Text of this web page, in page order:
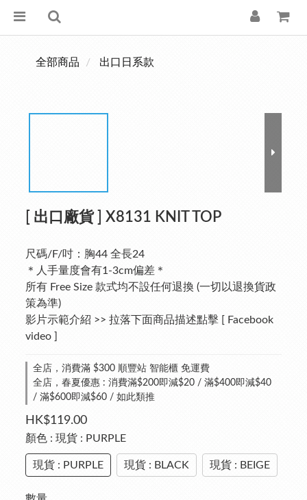
全部商品 出口日系款
[ 出口廠貨 ] X8131 KNIT TOP
尺碼/F/吋：胸44 全長24
＊人手量度會有1-3cm偏差＊
所有 Free Size 款式均不設任何退換 (一切以退換貨政
策為準)
影片示範介紹 >> 拉落下面商品描述點擊 [ Facebook
video ]
全店，消費滿 $300 順豐站 智能櫃 免運費
全店，春夏優惠 : 消費滿$200即減$20 / 滿$400即減$40
/ 滿$600即減$60 / 如此類推
HK$119.00
顏色 : 現貨 : PURPLE
現貨 : PURPLE 現貨 : BLACK 現貨 : BEIGE